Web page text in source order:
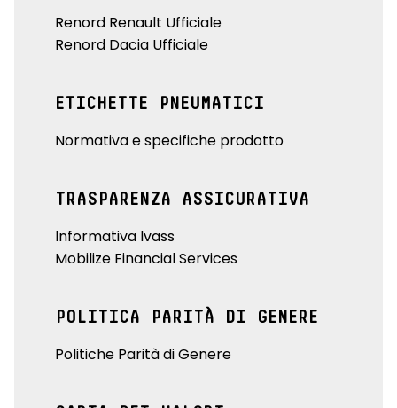
Renord Renault Ufficiale
Renord Dacia Ufficiale
ETICHETTE PNEUMATICI
Normativa e specifiche prodotto
TRASPARENZA ASSICURATIVA
Informativa Ivass
Mobilize Financial Services
POLITICA PARITÀ DI GENERE
Politiche Parità di Genere